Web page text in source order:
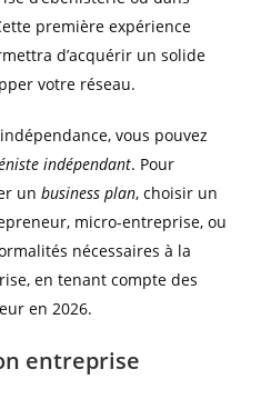
première expérience
d’acquérir un solide
votre réseau.
vous pouvez
indépendant. Pour
un business plan, choisir un
micro-entreprise, ou
nécessaires à la
en tenant compte des
en 2026.
entreprise